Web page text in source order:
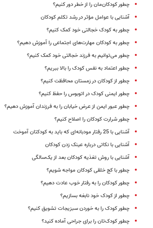
چطور کودکان‌مان را از خطر دور کنیم؟
آشنایی با عوامل مؤثر در رشد تکلم کودکان
چطور به کودک خجالتی خود کمک کنیم؟
چطور به کودکان مهارت‌های اجتماعی را آموزش دهیم؟
چطور می‌توانیم به فرزند خجالتی خود کمک کنیم؟
چطور اعتماد به نفس کودک را بالا ببریم؟
چطور از کودکان در زمستان محافظت کنیم؟
چطور ایمنی کودک در اتوبوس را حفظ کنیم؟
چطور عبور ایمن از عرض خیابان را به فرزندان آموزش دهیم؟
چطور شرارت کودکان را اصلاح کنیم؟
آشنایی با 25 رفتار مودبانه‌ای که باید به کودکتان آموخت
آشنایی با نکاتی درباره عینک زدن کودکان
آشنایی با روش تغذیه کودکان بعد از یک‌سالگی
چطور با کج خلقی کودکان مواجه شویم؟
چطور کودکان را به رفتار خوب عادت دهیم؟
چطور از کودک خود نابغه بسازیم؟
چطور کودک را به خوردن سبزیجات تشویق کنیم؟
چطور کودک‌تان را برای جراحی آماده کنید؟